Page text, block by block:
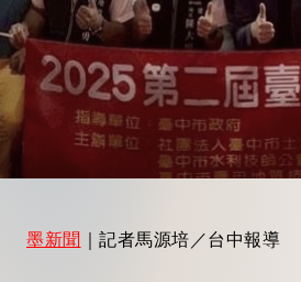
墨新聞 ｜記者馬源培／台中報導